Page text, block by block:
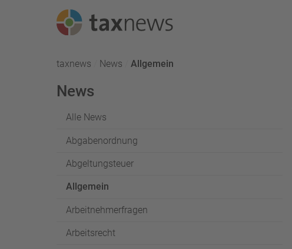
taxnews News Aktuell:
Allgemein
News
Alle News
Abgabenordnung
Abgeltungsteuer
Allgemein
Arbeitnehmerfragen
Arbeitsrecht